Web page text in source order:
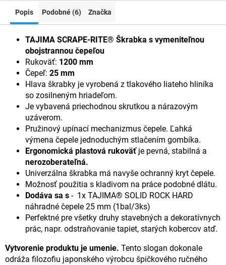
Popis Podobné (6) Značka
TAJIMA SCRAPE-RITE® Škrabka s vymeniteľnou
obojstrannou čepeľou
Rukoväť: 1200 mm
Čepeľ: 25 mm
Hlava škrabky je vyrobená z tlakového liateho hliníka
so zosilneným hriadeľom.
Je vybavená priechodnou skrutkou a nárazovým
uzáverom.
Pružinový upínací mechanizmus čepele. Ľahká
výmena čepele jednoduchým stlačením gombíka.
Ergonomická plastová rukoväťje pevná, stabilná a
nerozoberateľná.
Univerzálna škrabka má navyše ochranný kryt čepele.
Možnosť použitia s kladivom na práce podobné dlátu.
Dodáva sa s - 1x TAJIMA® SOLID ROCK HARD
náhradné čepele 25 mm (1bal/3ks)
Perfektné pre všetky druhy stavebných a dekoratívnych
prác, napr. odstraňovanie tapiet, starých kobercov atď.
Vytvorenie produktu je umenie. Tento slogan dokonale
odráža filozofiu japonského výrobcu špičkového ručného